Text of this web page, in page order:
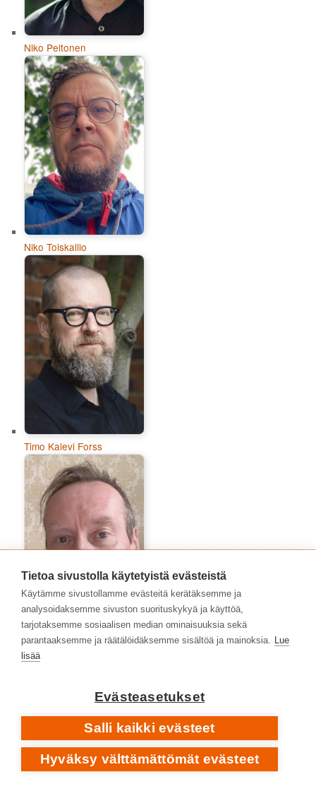
Niko Peltonen
Niko Toiskallio
Timo Kalevi Forss
Tommi Viitamies
Tietoa sivustolla käytetyistä evästeistä
Käytämme sivustollamme evästeitä kerätäksemme ja
analysoidaksemme sivuston suorituskykyä ja käyttöä,
tarjotaksemme sosiaalisen median ominaisuuksia sekä
parantaaksemme ja räätälöidäksemme sisältöä ja mainoksia. Lue
lisää
Evästeasetukset
Salli kaikki evästeet
Hyväksy välttämättömät evästeet